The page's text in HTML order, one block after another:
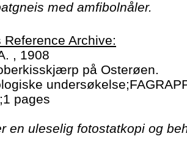
med amfibolnåler.
Reference Archive:
, 1908
på Osterøen.
pages
en uleselig fotostatkopi og